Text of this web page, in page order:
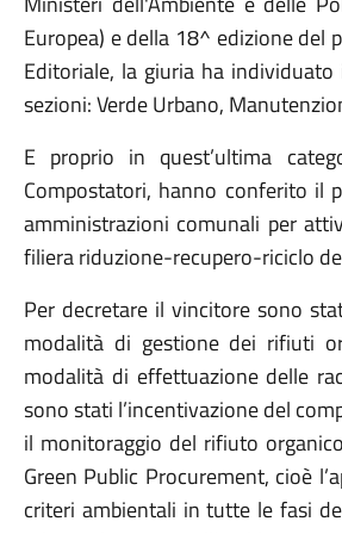
Europea) e della 18^ edizione del
Editoriale, la giuria ha
sezioni: Verde Urbano,
E proprio in quest’ultima
Compostatori, hanno conferito il
amministrazioni comunali per
filiera riduzione-recupero-riciclo
Per decretare il vincitore sono
modalità di gestione dei rifiuti
modalità di effettuazione delle
sono stati l’incentivazione del
il monitoraggio del rifiuto
Green Public Procurement, cioè
criteri ambientali in tutte le fasi